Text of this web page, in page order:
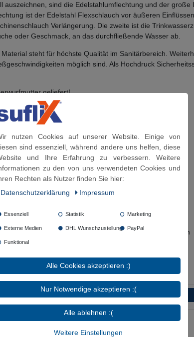
sind die Edelstahlumflechtung und der
ist der Edelstahl Flexschlauch vor äußeren
Verlängerung. Die zweite ist die
oder Geschmack, an das durchfließende Wasser ab.
steht für höchste Qualität im Sanitärbereich.
möglich sind. Als Hochdruck
geliefert!
gemessen!
500 cm
(nach DVGW mit Pflichtangabe nur mit 70°C anzugeben
mit Glykolbeimischung (max. 50%)
A (UBA), W270 (DVGW)
nutzen Cookies auf unserer Website. Einige von
sind essenziell, während andere uns helfen, diese
und Ihre Erfahrung zu verbessern. Weitere
zu den von uns verwendeten Cookies und
Rechten als Nutzer finden Sie hier:
Daten­schutz­erklärung
Impressum
Essenziell Statistik Marketing
Externe Medien DHL Wunschzustellung PayPal
Funktional
Alle Cookies akzeptieren :)
Nur Notwendige akzeptieren :(
Alle ablehnen :(
Weitere Einstellungen